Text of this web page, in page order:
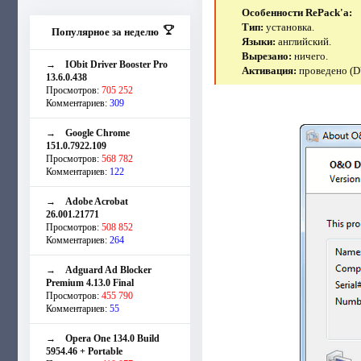
Популярное за неделю
→ IObit Driver Booster Pro
13.6.0.438
Просмотров: 705 252
Комментариев: 309
→ Google Chrome
151.0.7922.109
Просмотров: 568 782
Комментариев: 122
→ Adobe Acrobat
26.001.21771
Просмотров: 508 852
Комментариев: 264
→ Adguard Ad Blocker
Premium 4.13.0 Final
Просмотров: 455 790
Комментариев: 55
→ Opera One 134.0 Build
5954.46 + Portable
Особенности RePack'a:
Тип: установка.
Языки: английский.
Вырезано: ничего.
Активация: проведено